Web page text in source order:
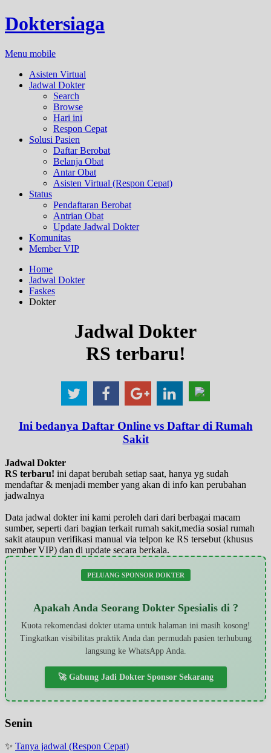
Doktersiaga
Menu mobile
Asisten Virtual
Jadwal Dokter
Search
Browse
Hari ini
Respon Cepat
Solusi Pasien
Daftar Berobat
Belanja Obat
Antar Obat
Asisten Virtual (Respon Cepat)
Status
Pendaftaran Berobat
Antrian Obat
Update Jadwal Dokter
Komunitas
Member VIP
Home
Jadwal Dokter
Faskes
Dokter
Jadwal Dokter
RS terbaru!
Ini bedanya Daftar Online vs Daftar di Rumah
Sakit
Jadwal Dokter
RS terbaru! ini dapat berubah setiap saat, hanya yg sudah
mendaftar & menjadi member yang akan di info kan perubahan
jadwalnya
Data jadwal dokter ini kami peroleh dari dari berbagai macam
sumber, seperti dari bagian terkait rumah sakit,media sosial rumah
sakit ataupun verifikasi manual via telpon ke RS tersebut (khusus
member VIP) dan di update secara berkala.
PELUANG SPONSOR DOKTER
Apakah Anda Seorang Dokter Spesialis di ?
Kuota rekomendasi dokter utama untuk halaman ini masih kosong!
Tingkatkan visibilitas praktik Anda dan permudah pasien terhubung
langsung ke WhatsApp Anda.
🚀 Gabung Jadi Dokter Sponsor Sekarang
Senin
✨ Tanya jadwal (Respon Cepat)